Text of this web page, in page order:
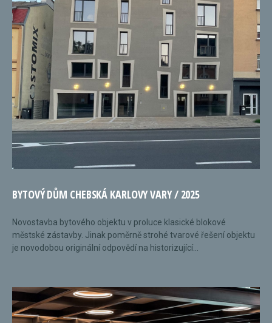
BYTOVÝ DŮM CHEBSKÁ KARLOVY VARY / 2025
Novostavba bytového objektu v proluce klasické blokové
městské zástavby. Jinak poměrně strohé tvarové řešení objektu
je novodobou originální odpovědí na historizující...